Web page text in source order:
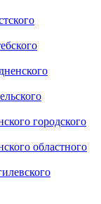
городского
областного